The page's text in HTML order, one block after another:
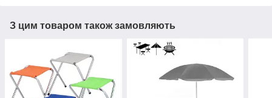
З цим товаром також замовляють